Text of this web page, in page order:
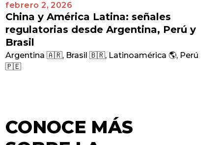
febrero 2, 2026
China y América Latina: señales
regulatorias desde Argentina, Perú y
Brasil
Argentina 🇦🇷, Brasil 🇧🇷, Latinoamérica 🌎, Perú
🇵🇪
CONOCE MÁS